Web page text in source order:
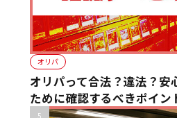
オリパ
オリパって合法？違法？安
ために確認するべきポイン